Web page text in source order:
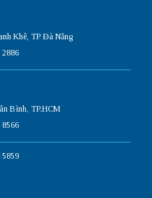
Khê, TP Đà Nẵng
2886
Bình, TP.HCM
8566
5859